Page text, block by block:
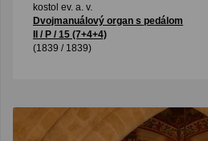
kostol ev. a. v.
Dvojmanuálový organ s pedálom
II / P / 15 (7+4+4)
(1839 / 1839)